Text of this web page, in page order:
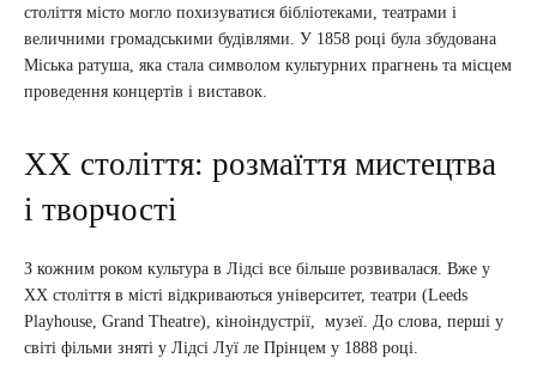
століття місто могло похизуватися бібліотеками, театрами і
величними громадськими будівлями. У 1858 році була збудована
Міська ратуша, яка стала символом культурних прагнень та місцем
проведення концертів і виставок.
XX століття: розмаїття мистецтва
і творчості
З кожним роком культура в Лідсі все більше розвивалася. Вже у
XX століття в місті відкриваються університет, театри (Leeds
Playhouse, Grand Theatre), кіноіндустрії, музеї. До слова, перші у
світі фільми зняті у Лідсі Луї ле Прінцем у 1888 році.